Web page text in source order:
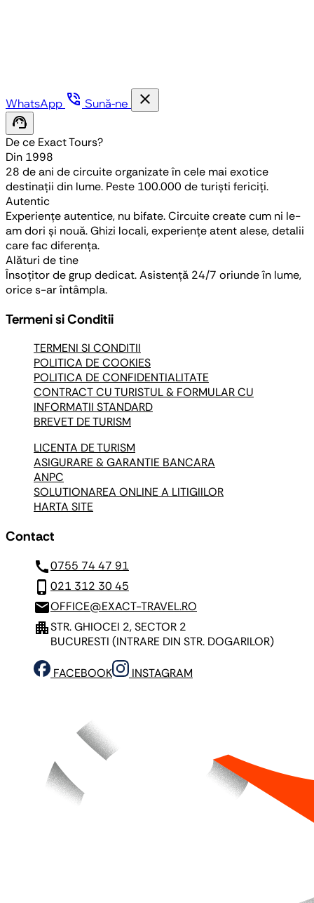
WhatsApp phone_in_talk Sună-ne
close
support_agent
De ce Exact Tours?
Din 1998
28 de ani de circuite organizate în cele mai exotice
destinații din lume. Peste 100.000 de turiști fericiți.
Autentic
Experiențe autentice, nu bifate. Circuite create cum ni le-
am dori și nouă. Ghizi locali, experiențe atent alese, detalii
care fac diferența.
Alături de tine
Însoțitor de grup dedicat. Asistență 24/7 oriunde în lume,
orice s-ar întâmpla.
Termeni si Conditii
TERMENI SI CONDITII
POLITICA DE COOKIES
POLITICA DE CONFIDENTIALITATE
CONTRACT CU TURISTUL & FORMULAR CU
INFORMATII STANDARD
BREVET DE TURISM
LICENTA DE TURISM
ASIGURARE & GARANTIE BANCARA
ANPC
SOLUTIONAREA ONLINE A LITIGIILOR
HARTA SITE
Contact
call0755 74 47 91
phone_iphone 021 312 30 45
mailOFFICE@EXACT-TRAVEL.RO
apartmentSTR. GHIOCEI 2, SECTOR 2
BUCURESTI (INTRARE DIN STR. DOGARILOR)
FACEBOOK INSTAGRAM